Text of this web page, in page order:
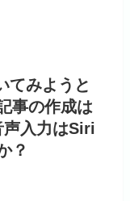
てみようと
事の作成は
入力はSiri
？